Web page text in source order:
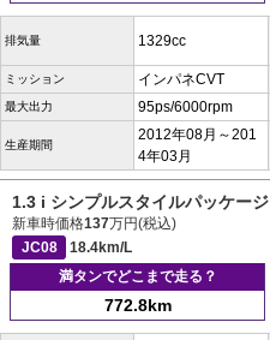
排気量 1329cc
ミッション インパネCVT
最大出力 95ps/6000rpm
生産期間
2012年08月～201
4年03月
1.3 i シンプルスタイルパッケージ
新車時価格137万円(税込)
JC08
18.4km/L
満タンでどこまで走る？
772.8km